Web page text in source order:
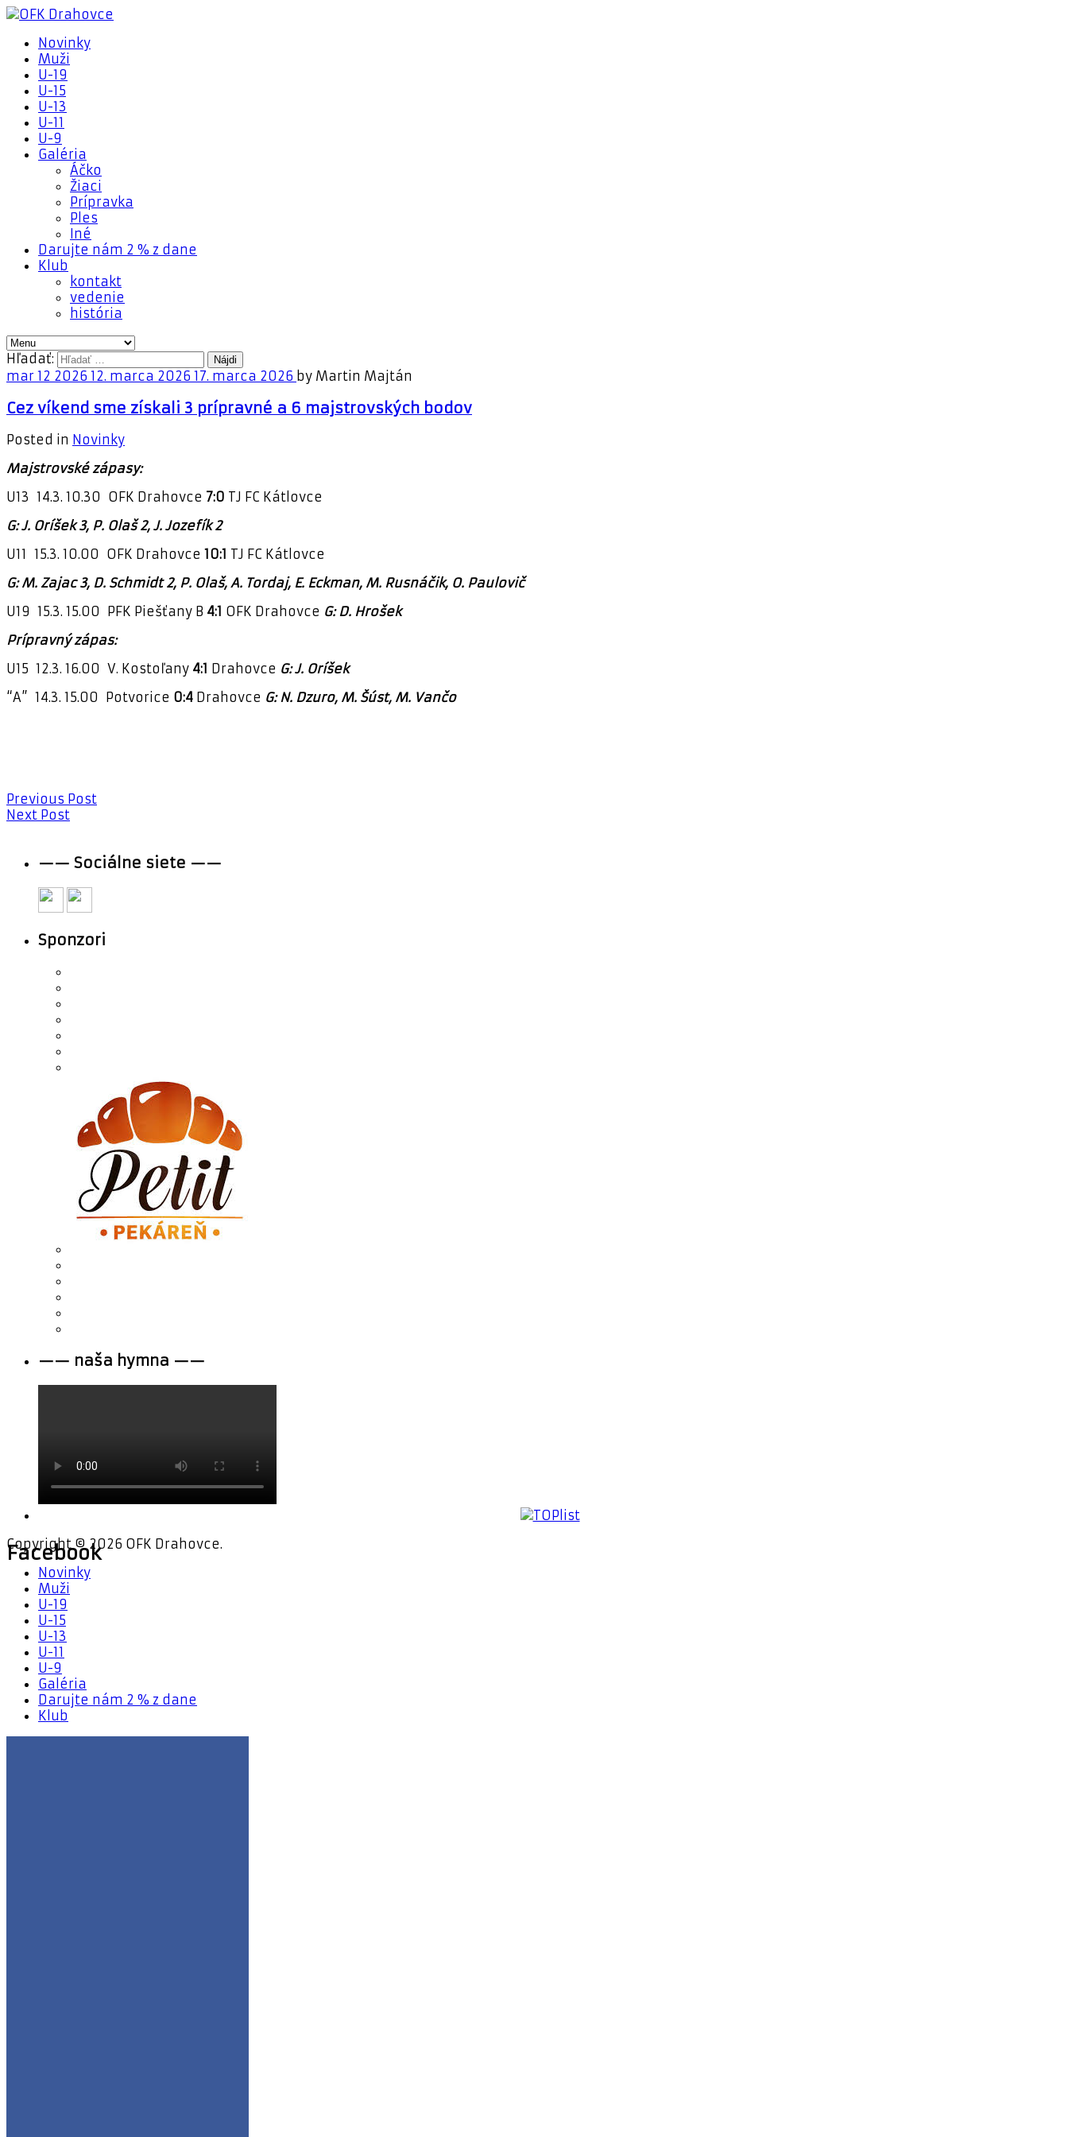
Novinky
Muži
U-19
U-15
U-13
U-11
U-9
Galéria
Áčko
Žiaci
Prípravka
Ples
Iné
Darujte nám 2 % z dane
Klub
kontakt
vedenie
história
Hľadať:
mar 12 2026 12. marca 2026 17. marca 2026 by Martin Majtán
Cez víkend sme získali 3 prípravné a 6 majstrovských bodov
Posted in Novinky
Majstrovské zápasy:
U13 14.3. 10.30 OFK Drahovce 7:0 TJ FC Kátlovce
G: J. Oríšek 3, P. Olaš 2, J. Jozefík 2
U11 15.3. 10.00 OFK Drahovce 10:1 TJ FC Kátlovce
G: M. Zajac 3, D. Schmidt 2, P. Olaš, A. Tordaj, E. Eckman, M. Rusnáčik, O. Paulovič
U19 15.3. 15.00 PFK Piešťany B 4:1 OFK Drahovce G: D. Hrošek
Prípravný zápas:
U15 12.3. 16.00 V. Kostoľany 4:1 Drahovce G: J. Oríšek
“A” 14.3. 15.00 Potvorice 0:4 Drahovce G: N. Dzuro, M. Šúst, M. Vančo
Previous Post
Next Post
—— Sociálne siete ——
Sponzori
—— naša hymna ——
Copyright © 2026 OFK Drahovce.
Novinky
Muži
U-19
U-15
U-13
U-11
U-9
Galéria
Darujte nám 2 % z dane
Klub
Facebook